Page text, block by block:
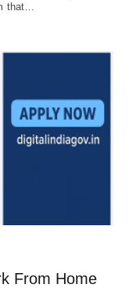
that…
From Home